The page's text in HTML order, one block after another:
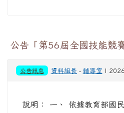
公告「第56屆全國技能競
公告訊息 資料組長 - 輔導室 |
說明： 一、 依據教育部國